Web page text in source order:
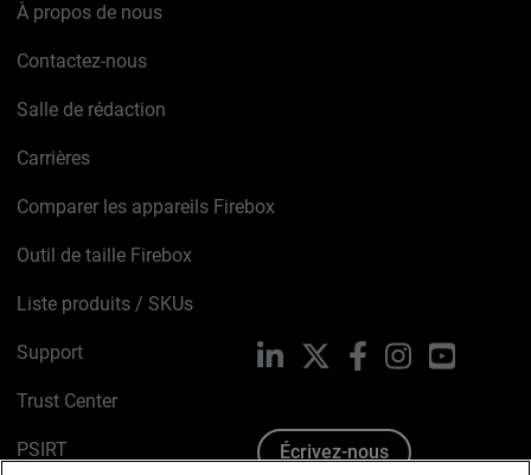
À propos de nous
Contactez-nous
Salle de rédaction
Carrières
Comparer les appareils Firebox
Outil de taille Firebox
Liste produits / SKUs
Support
Trust Center
PSIRT
LinkedIn FacebookInstagram
Écrivez-nous